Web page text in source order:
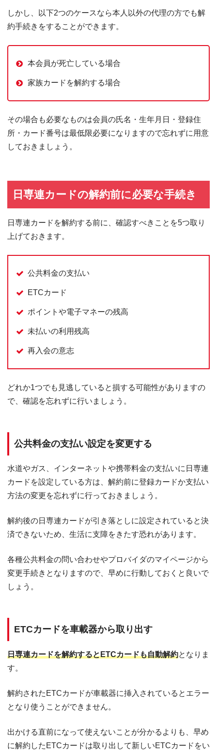
しかし、以下2つのケースなら本人以外の代理の方でも解
約手続きをすることができます。
本会員が死亡している場合
家族カードを解約する場合
その場合も必要なものは会員の氏名・生年月日・登録住
所・カード番号は最低限必要になりますので忘れずに用意
しておきましょう。
日専連カードの解約前に必要な手続き
日専連カードを解約する前に、確認すべきことを5つ取り
上げておきます。
公共料金の支払い
ETCカード
ポイントや電子マネーの残高
未払いの利用残高
再入会の意志
どれか1つでも見逃していると損する可能性がありますの
で、確認を忘れずに行いましょう。
公共料金の支払い設定を変更する
水道やガス、インターネットや携帯料金の支払いに日専連
カードを設定している方は、解約前に登録カードか支払い
方法の変更を忘れずに行っておきましょう。
解約後の日専連カードが引き落としに設定されていると決
済できないため、生活に支障をきたす恐れがあります。
各種公共料金の問い合わせやプロバイダのマイページから
変更手続きとなりますので、早めに行動しておくと良いで
しょう。
ETCカードを車載器から取り出す
日専連カードを解約するとETCカードも自動解約となりま
す。
解約されたETCカードが車載器に挿入されているとエラー
となり使うことができません。
出かける直前になって使えないことが分かるよりも、早め
に解約したETCカードは取り出して新しいETCカードをい